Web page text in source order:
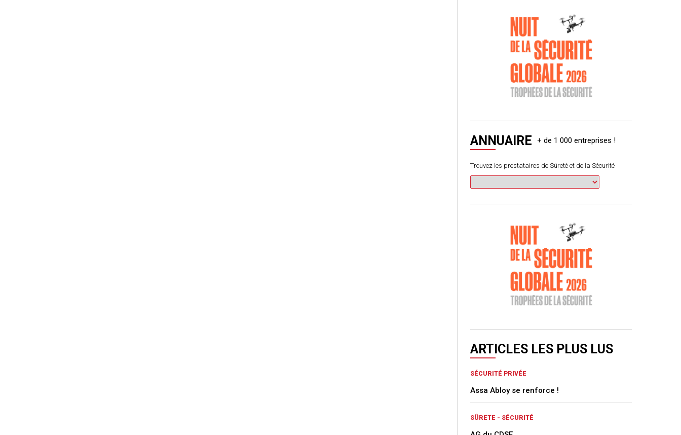
ANNUAIRE
Trouvez les prestataires de Sûreté et de la Sécurité
ARTICLES LES PLUS LUS
SÉCURITÉ PRIVÉE
Assa Abloy se renforce !
SÛRETE - SÉCURITÉ